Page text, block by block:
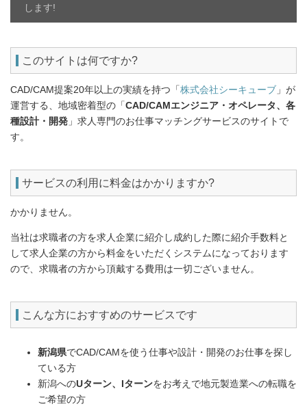
します!
このサイトは何ですか?
CAD/CAM提案20年以上の実績を持つ「株式会社シーキューブ 」が
運営する、地域密着型の「CAD/CAMエンジニア・オペレータ、各
種設計・開発 」求人専門のお仕事マッチングサービスのサイトで
す。
サービスの利用に料金はかかりますか?
かかりません。
当社は求職者の方を求人企業に紹介し成約した際に紹介手数料と
して求人企業の方から料金をいただくシステムになっております
ので、求職者の方から頂戴する費用は一切ございません。
こんな方におすすめのサービスです
新潟県でCAD/CAMを使う仕事や設計・開発のお仕事を探し
ている方
新潟へのUターン、Iターンをお考えで地元製造業への転職を
ご希望の方